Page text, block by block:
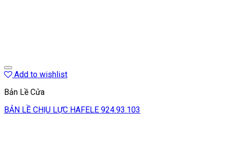
Add to wishlist
Bản Lề Cửa
BẢN LỀ CHỊU LỰC HAFELE 924.93.103